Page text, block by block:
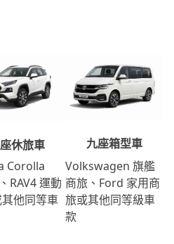
休旅車
Corolla
RAV4 運動
他同等車
九座箱型車
Volkswagen 旗艦
商旅、Ford 家用商
旅或其他同等級車
款